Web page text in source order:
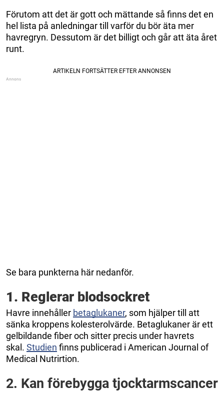
Förutom att det är gott och mättande så finns det en
hel lista på anledningar till varför du bör äta mer
havregryn. Dessutom är det billigt och går att äta året
runt.
Se bara punkterna här nedanför.
1. Reglerar blodsockret
Havre innehåller betaglukaner, som hjälper till att
sänka kroppens kolesterolvärde. Betaglukaner är ett
gelbildande fiber och sitter precis under havrets
skal. Studien finns publicerad i American Journal of
Medical Nutrirtion.
2. Kan förebygga tjocktarmscancer